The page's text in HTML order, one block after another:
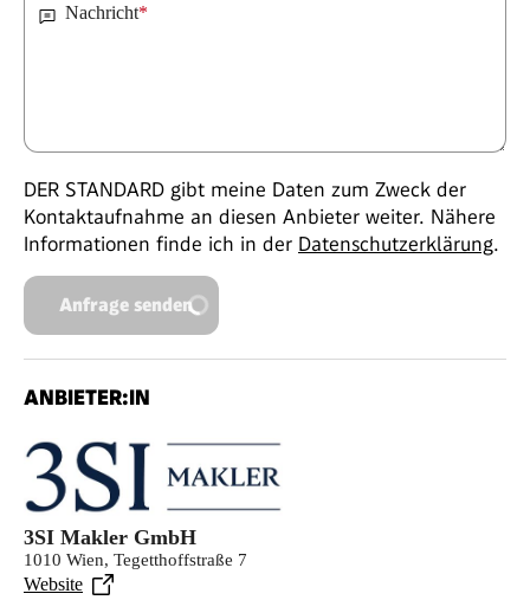
Nachricht*
DER STANDARD gibt meine Daten zum Zweck der
Kontaktaufnahme an diesen Anbieter weiter. Nähere
Informationen finde ich in der Datenschutzerklärung.
Anfrage senden
ANBIETER:IN
3SI Makler GmbH
1010 Wien, Tegetthoffstraße 7
Website